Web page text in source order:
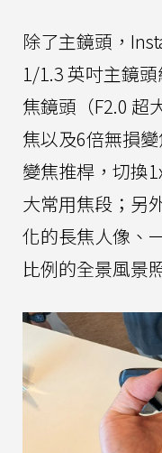
除了主鏡頭，
1/1.3 英吋主鏡
焦鏡頭（F2.0 超
焦以及6倍無損
變焦推桿，切換
大常用焦段；另
化的長焦人像、
比例的全景風景